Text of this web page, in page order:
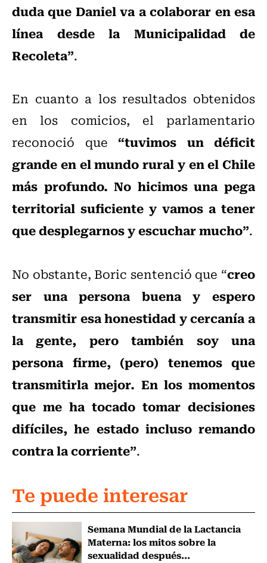
duda que Daniel va a colaborar en esa
línea desde la Municipalidad de
Recoleta”.
En cuanto a los resultados obtenidos
en los comicios, el parlamentario
reconoció que “tuvimos un déficit
grande en el mundo rural y en el Chile
más profundo. No hicimos una pega
territorial suficiente y vamos a tener
que desplegarnos y escuchar mucho”.
No obstante, Boric sentenció que “creo
ser una persona buena y espero
transmitir esa honestidad y cercanía a
la gente, pero también soy una
persona firme, (pero) tenemos que
transmitirla mejor. En los momentos
que me ha tocado tomar decisiones
difíciles, he estado incluso remando
contra la corriente”.
Te puede interesar
Semana Mundial de la Lactancia
Materna: los mitos sobre la
sexualidad después...